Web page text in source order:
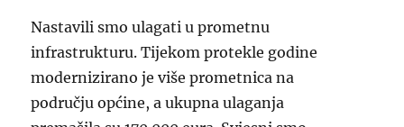
Nastavili smo ulagati u prometnu
infrastrukturu. Tijekom protekle godine
modernizirano je više prometnica na
području općine, a ukupna ulaganja